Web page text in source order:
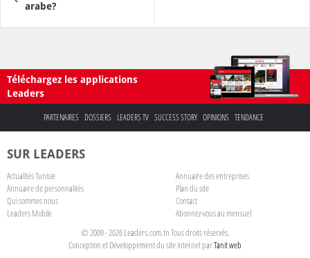
arabe?
Téléchargez les applications
Leaders
PARTENAIRES DOSSIERS LEADERS TV SUCCESS STORY OPINIONS TENDANCE
SUR LEADERS
Actualités Tunisie
Annuaire des entreprises
Annuaire de personnalités
Plan du site
Qui sommes nous
Contact
Leaders Mobile
Abonnez-vous au mensuel
© 2009 - 2026 Leaders.com.tn Tous droits réservés.
Conception et Développement du site internet parTanit web